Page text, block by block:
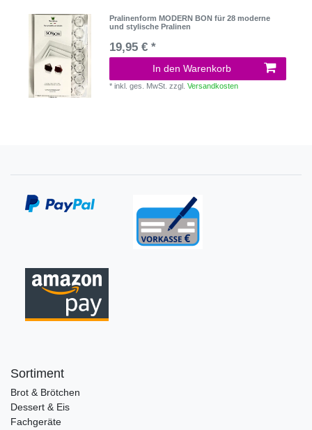
Pralinenform MODERN BON für 28 moderne
und stylische Pralinen
19,95 € *
In den Warenkorb
*inkl. ges. MwSt. zzgl.Versandkosten
Sortiment
Brot & Brötchen
Dessert & Eis
Fachgeräte